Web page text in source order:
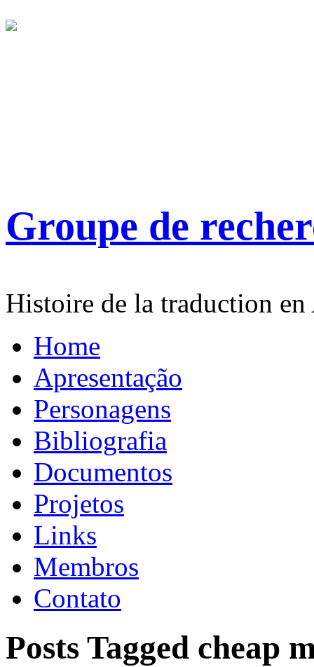
Groupe de
Histoire de la traduction
Home
Apresentação
Personagens
Bibliografia
Documentos
Projetos
Links
Membros
Contato
Posts Tagged cheap